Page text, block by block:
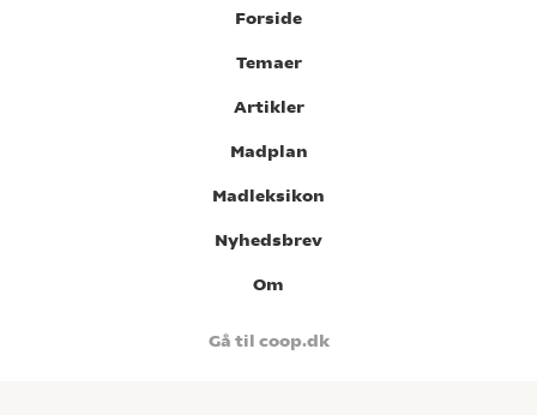
Forside
Temaer
Artikler
Madplan
Madleksikon
Nyhedsbrev
Om
Gå til coop.dk